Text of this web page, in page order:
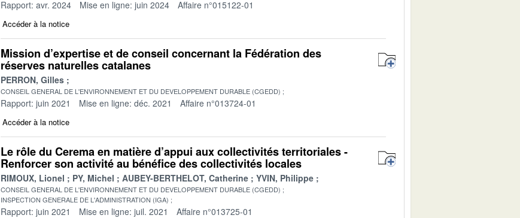
Rapport: avr. 2024 Mise en ligne: juin 2024 Affaire n°015122-01
Accéder à la notice
Mission d’expertise et de conseil concernant la Fédération des
réserves naturelles catalanes
PERRON, Gilles
CONSEIL GENERAL DE L'ENVIRONNEMENT ET DU DEVELOPPEMENT DURABLE (CGEDD)
Rapport: juin 2021 Mise en ligne: déc. 2021 Affaire n°013724-01
Accéder à la notice
Le rôle du Cerema en matière d’appui aux collectivités territoriales -
Renforcer son activité au bénéfice des collectivités locales
RIMOUX, Lionel PY, Michel AUBEY-BERTHELOT, Catherine YVIN, Philippe
CONSEIL GENERAL DE L'ENVIRONNEMENT ET DU DEVELOPPEMENT DURABLE (CGEDD)
INSPECTION GENERALE DE L'ADMINISTRATION (IGA)
Rapport: juin 2021 Mise en ligne: juil. 2021 Affaire n°013725-01